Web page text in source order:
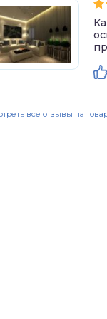
все отзывы на